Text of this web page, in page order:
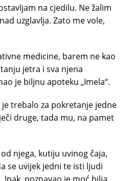
na cjedilu. Ne žalim
uzglavlja. Zato me vole,
medicine, barem ne kao
jetra i sva njena
je biljnu apoteku „Imela“.
je trebalo za pokretanje jedne
druge, tada mu, na pamet
njega, kutiju uvinog čaja,
se uvijek jedni te isti ljudi